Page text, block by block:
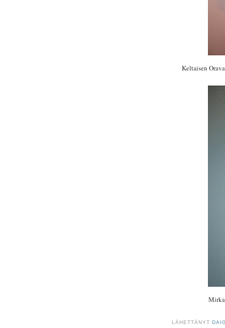
Keltaisen
LÄHETTÄNYT